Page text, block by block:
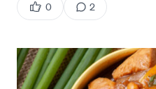
0 2